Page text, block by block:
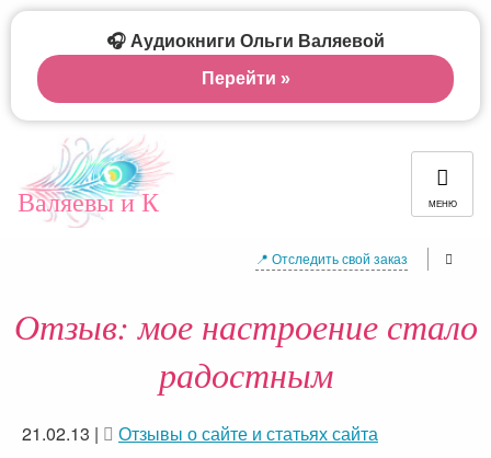
Валяевы и К МЕНЮ
📍 Отследить свой заказ
Отзыв: мое настроение стало
радостным
21.02.13 | Отзывы о сайте и статьях сайта
🎧 Аудиокниги Ольги Валяевой
Перейти »